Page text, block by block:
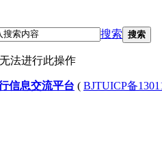
搜索 搜索
法进行此操作
信息交流平台 ( BJTUICP备